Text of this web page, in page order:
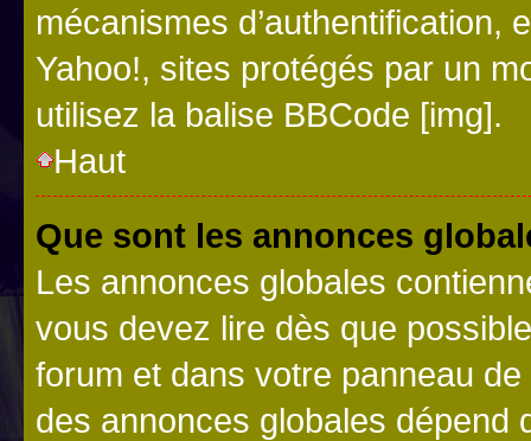
mécanismes d’authentification,
Yahoo!, sites protégés par un
utilisez la balise BBCode [img].
Haut
Que sont les annonces
Les annonces globales
vous devez lire dès que
forum et dans votre panneau
des annonces globales dépend